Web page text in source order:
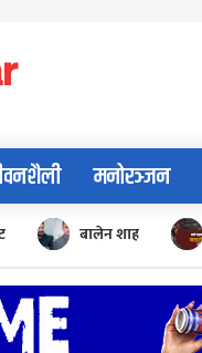
मनोरञ्जन
बालेन शाह